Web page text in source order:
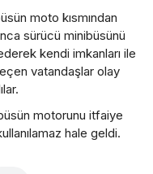
moto kısmından
sürücü minibüsünü
kendi imkanları ile
vatandaşlar olay
motorunu itfaiye
hale geldi.